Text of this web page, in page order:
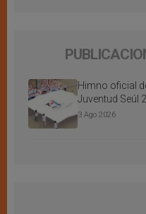
Himno oficial
Juventud Seúl
3 Ago 2026